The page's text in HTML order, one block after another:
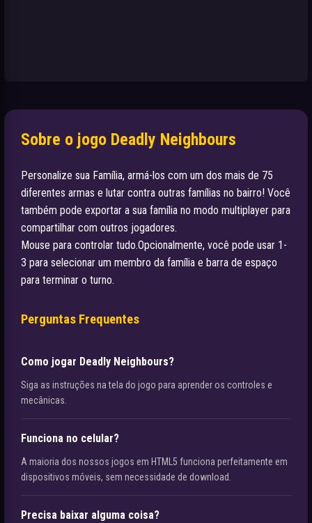
Sobre o jogo Deadly Neighbours
Personalize sua Família, armá-los com um dos mais de 75
diferentes armas e lutar contra outras famílias no bairro! Você
também pode exportar a sua família no modo multiplayer para
compartilhar com outros jogadores.
Mouse para controlar tudo.Opcionalmente, você pode usar 1-
3 para selecionar um membro da família e barra de espaço
para terminar o turno.
Perguntas Frequentes
Como jogar Deadly Neighbours?
Siga as instruções na tela do jogo para aprender os controles e
mecânicas.
Funciona no celular?
A maioria dos nossos jogos em HTML5 funciona perfeitamente em
dispositivos móveis, sem necessidade de download.
Precisa baixar alguma coisa?